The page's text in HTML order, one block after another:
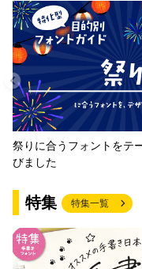
祭りに合うフォントをテ
びました
特集 特集一覧